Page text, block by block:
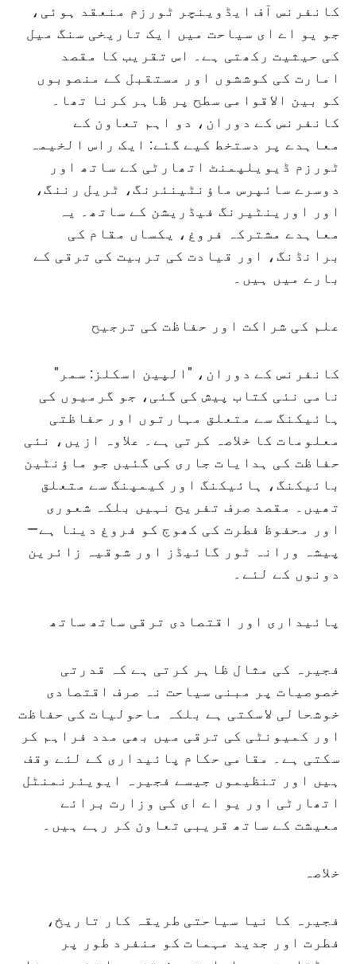
کانفرنس آف ایڈوینچر ٹورزم منعقد ہوئی،
جو یو اے ای سیاحت میں ایک تاریخی سنگ میل
کی حیثیت رکھتی ہے۔ اس تقریب کا مقصد
امارت کی کوششوں اور مستقبل کے منصوبوں
کو بین الاقوامی سطح پر ظاہر کرنا تھا۔
کانفرنس کے دوران، دو اہم تعاون کے
معاہدے پر دستخط کیے گئے: ایک راس الخیمہ
ٹورزم ڈیویلپمنٹ اتھارٹی کے ساتھ اور
دوسرے سائپرس ماؤنٹینئرنگ، ٹریل رننگ،
اور اورینٹیرنگ فیڈریشن کے ساتھ۔ یہ
معاہدے مشترکہ فروغ، یکساں مقام کی
برانڈنگ، اور قیادت کی تربیت کی ترقی کے
بارے میں ہیں۔
علم کی شراکت اور حفاظت کی ترجیح
کانفرنس کے دوران، "الپین اسکلز: سمر"
نامی نئی کتاب پیش کی گئی، جو گرمیوں کی
ہائیکنگ سے متعلق مہارتوں اور حفاظتی
معلومات کا خلاصہ کرتی ہے۔ علاوہ ازیں، نئی
حفاظت کی ہدایات جاری کی گئیں جو ماؤنٹین
بائیکنگ، ہائیکنگ اور کیمپنگ سے متعلق
تھیں۔ مقصد صرف تفریح نہیں بلکہ شعوری
اور محفوظ فطرت کی کھوج کو فروغ دینا ہے—
پیشہ ورانہ ٹور گائیڈز اور شوقیہ زائرین
دونوں کے لئے۔
پائیداری اور اقتصادی ترقی ساتھ ساتھ
فجیرہ کی مثال ظاہر کرتی ہے کہ قدرتی
خصوصیات پر مبنی سیاحت نہ صرف اقتصادی
خوشحالی لاسکتی ہے بلکہ ماحولیات کی حفاظت
اور کمیونٹی کی ترقی میں بھی مدد فراہم کر
سکتی ہے۔ مقامی حکام پائیداری کے لئے وقف
ہیں اور تنظیموں جیسے فجیرہ ایویئرنمنٹل
اتھارٹی اور یو اے ای کی وزارت برائے
معیشت کے ساتھ قریبی تعاون کر رہے ہیں۔
خلاصہ
فجیرہ کا نیا سیاحتی طریقہ کار تاریخ،
فطرت اور جدید مہمات کو منفرد طور پر